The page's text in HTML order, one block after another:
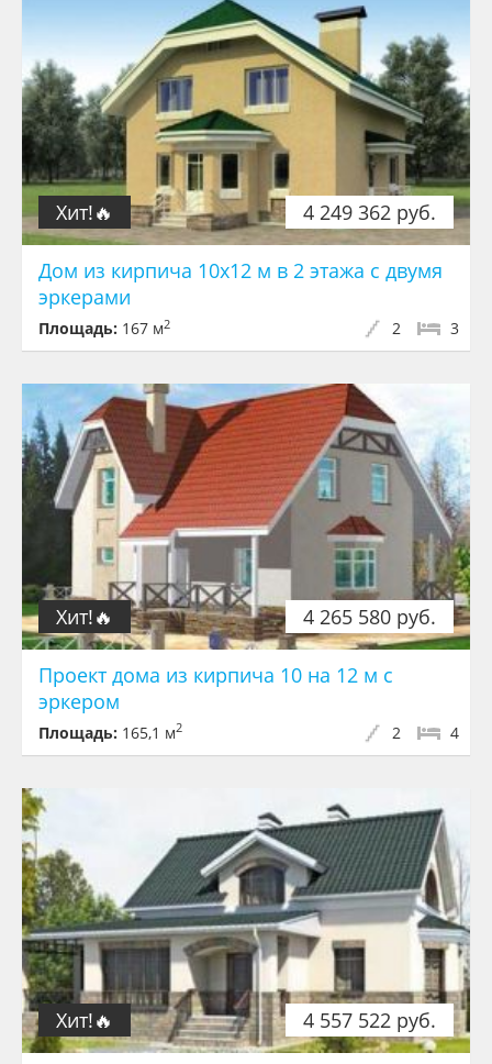
4 249 362 руб.
Хит!🔥
Дом из кирпича 10х12 м в 2 этажа с двумя
эркерами
Площадь: 167 м2 3
2
4 265 580 руб.
Хит!🔥
Проект дома из кирпича 10 на 12 м с
эркером
Площадь: 165,1 м2 4
2
4 557 522 руб.
Хит!🔥